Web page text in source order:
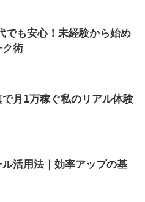
でも安心！未経験から始め
術
月1万稼ぐ私のリアル体験
活用法｜効率アップの基